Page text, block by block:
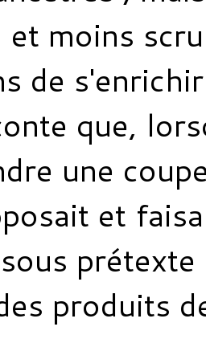
moins
de
que,
une
et
produits